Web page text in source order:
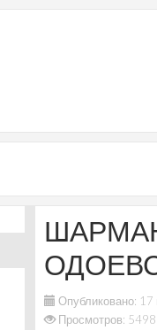
Опубликовано:
Просмотров: 5498